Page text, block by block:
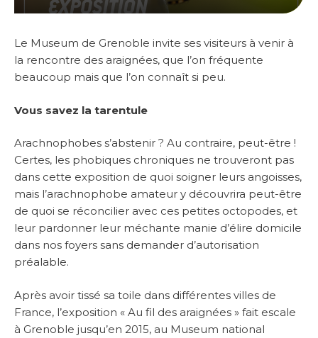
Le Museum de Grenoble invite ses visiteurs à venir à
la rencontre des araignées, que l’on fréquente
beaucoup mais que l’on connaît si peu.
Vous savez la tarentule
Arachnophobes s’abstenir ? Au contraire, peut-être !
Certes, les phobiques chroniques ne trouveront pas
dans cette exposition de quoi soigner leurs angoisses,
mais l’arachnophobe amateur y découvrira peut-être
de quoi se réconcilier avec ces petites octopodes, et
leur pardonner leur méchante manie d’élire domicile
dans nos foyers sans demander d’autorisation
préalable.
Après avoir tissé sa toile dans différentes villes de
France, l’exposition « Au fil des araignées » fait escale
à Grenoble jusqu’en 2015, au Museum national